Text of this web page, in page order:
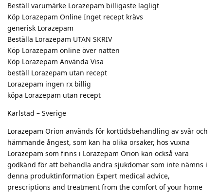
Beställ varumärke Lorazepam billigaste lagligt
Köp Lorazepam Online Inget recept krävs
generisk Lorazepam
Beställa Lorazepam UTAN SKRIV
Köp Lorazepam online över natten
Köp Lorazepam Använda Visa
beställ Lorazepam utan recept
Lorazepam ingen rx billig
köpa Lorazepam utan recept
Karlstad – Sverige
Lorazepam Orion används för korttidsbehandling av svår och
hämmande ångest, som kan ha olika orsaker, hos vuxna
Lorazepam som finns i Lorazepam Orion kan också vara
godkänd för att behandla andra sjukdomar som inte nämns i
denna produktinformation Expert medical advice,
prescriptions and treatment from the comfort of your home